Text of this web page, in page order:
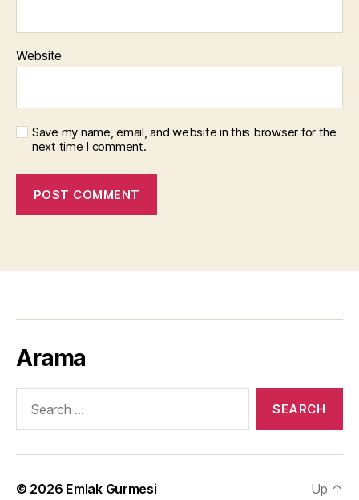
Website
Save my name, email, and website in this browser for the
next time I comment.
Arama
© 2026 Emlak Gurmesi Up ↑